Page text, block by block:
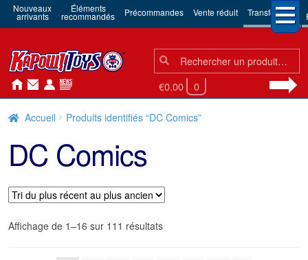
Nouveaux
arrivants
Éléments
recommandés Précommandes Vente réduit Transformers
Chercher:
Chercher
€0.00 0
Accueil Produits identifiés “DC Comics”
DC Comics
Affichage de 1–16 sur 111 résultatsTrié